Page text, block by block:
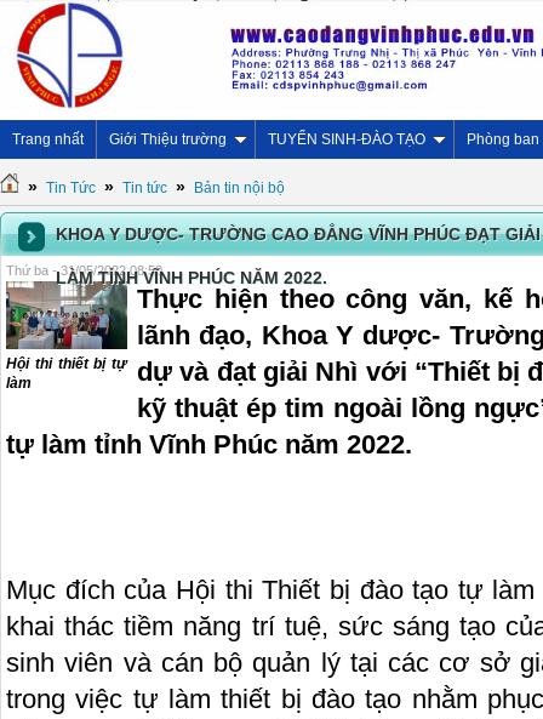
Trang nhất Giới Thiệu trường TUYỂN SINH-ĐÀO TẠO Phòng ban
» Tin Tức » Tin tức » Bản tin nội bộ
KHOA Y DƯỢC- TRƯỜNG CAO ĐẲNG VĨNH PHÚC ĐẠT
LÀM TỈNH VĨNH PHÚC NĂM 2022.
Thứ ba - 31/05/2022 08:50
Hội thi thiết bị tự
làm
Thực hiện theo công văn, kế
lãnh đạo, Khoa Y dược-
dự và đạt giải Nhì với “Thiết bị
kỹ thuật ép tim ngoài lồng
tự làm tỉnh Vĩnh Phúc năm 2022.
Mục đích của Hội thi Thiết bị đào tạo tự
khai thác tiềm năng trí tuệ, sức sáng tạo
sinh viên và cán bộ quản lý tại các cơ sở
trong việc tự làm thiết bị đào tạo nhằm